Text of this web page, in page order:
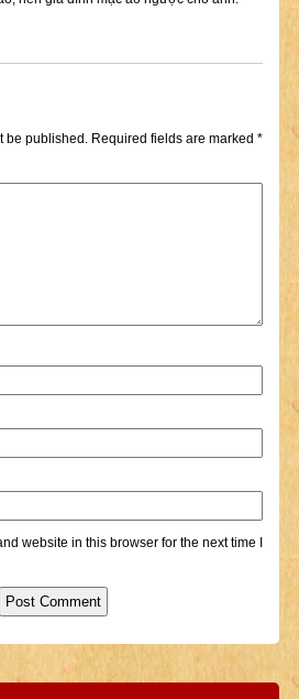
be published.Required fields are marked *
website in this browser for the next time I